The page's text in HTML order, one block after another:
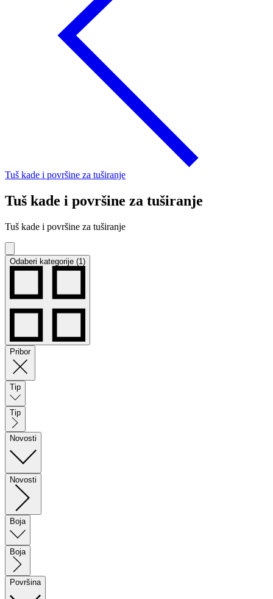
Tuš kade i površine za tuširanje
Tuš kade i površine za tuširanje
Tuš kade i površine za tuširanje
Odaberi kategorije (1)
Pribor
Tip
Tip
Novosti
Novosti
Boja
Boja
Površina